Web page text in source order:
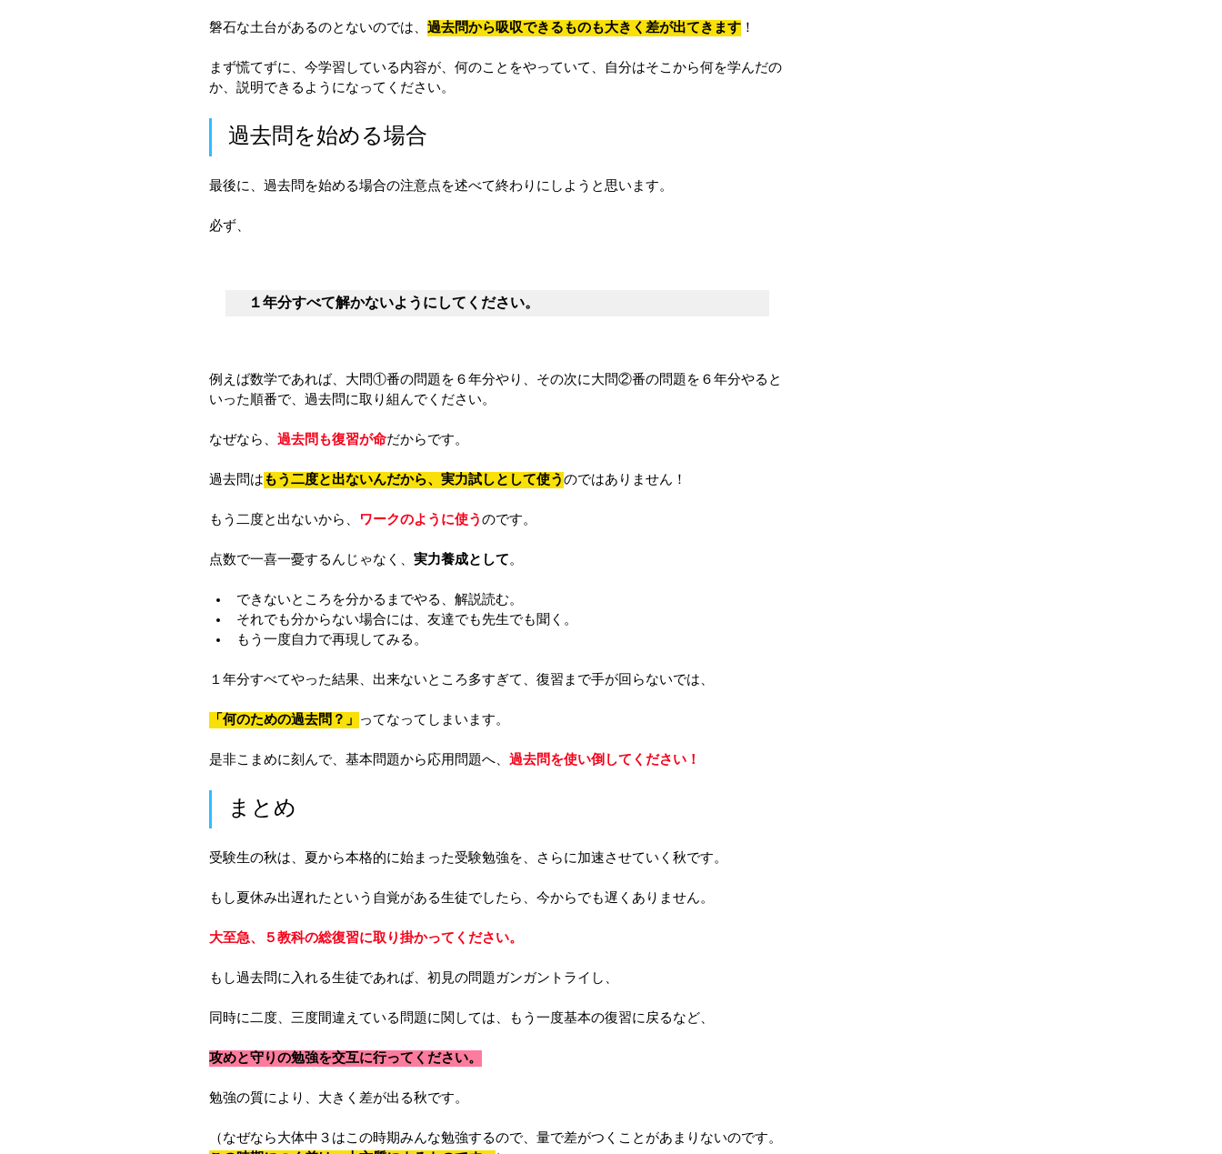
磐石な土台があるのとないのでは、 過去問から吸収できるものも大きく差が出てきます ！
まず慌てずに、今学習している内容が、何のことをやっていて、自分はそこから何を学んだの
か、説明できるようになってください。
過去問を始める場合
最後に、過去問を始める場合の注意点を述べて終わりにしようと思います。
必ず、
１年分すべて解かないようにしてください。
例えば数学であれば、大問①番の問題を６年分やり、その次に大問②番の問題を６年分やると
いった順番で、過去問に取り組んでください。
なぜなら、 過去問も復習が命だからです。
過去問はもう二度と出ないんだから、実力試しとして使うのではありません！
もう二度と出ないから、 ワークのように使うのです。
点数で一喜一憂するんじゃなく、 実力養成として。
できないところを分かるまでやる、解説読む。
それでも分からない場合には、友達でも先生でも聞く。
もう一度自力で再現してみる。
１年分すべてやった結果、出来ないところ多すぎて、復習まで手が回らないでは、
「何のための過去問？」 ってなってしまいます。
是非こまめに刻んで、基本問題から応用問題へ、 過去問を使い倒してください！
まとめ
受験生の秋は、夏から本格的に始まった受験勉強を、さらに加速させていく秋です。
もし夏休み出遅れたという自覚がある生徒でしたら、今からでも遅くありません。
大至急、５教科の総復習に取り掛かってください。
もし過去問に入れる生徒であれば、初見の問題ガンガントライし、
同時に二度、三度間違えている問題に関しては、もう一度基本の復習に戻るなど、
攻めと守りの勉強を交互に行ってください。
勉強の質により、大きく差が出る秋です。
（なぜなら大体中３はこの時期みんな勉強するので、量で差がつくことがあまりないのです。